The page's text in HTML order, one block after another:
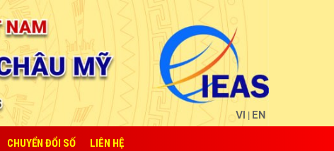
VI | EN
CHUYỂN ĐỔI SỐ LIÊN HỆ